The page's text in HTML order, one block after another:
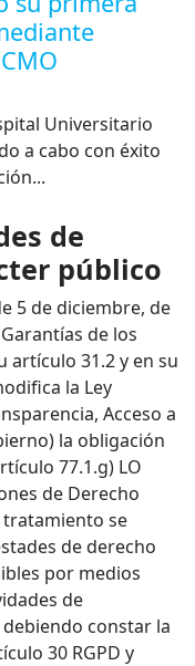
Universitario
a cabo con éxito
de
público
5 de diciembre, de
de los
artículo 31.2 y en su
la Ley
Acceso a
la obligación
77.1.g) LO
de Derecho
se
de derecho
por medios
de
constar la
30 RGPD y